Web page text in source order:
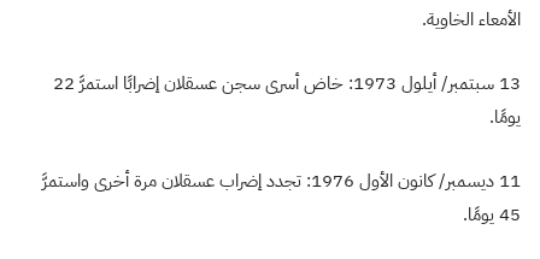
الأمعاء الخاوية.
13 سبتمبر/ أيلول 1973: خاض أسرى سجن عسقلان إضرابًا استمرَّ 22
يومًا.
11 ديسمبر/ كانون الأول 1976: تجدد إضراب عسقلان مرة أخرى واستمرَّ
45 يومًا.